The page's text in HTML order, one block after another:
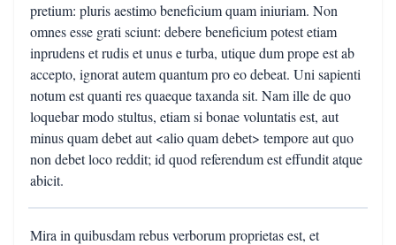
pretium: pluris aestimo beneficium quam iniuriam. Non
omnes esse grati sciunt: debere beneficium potest etiam
inprudens et rudis et unus e turba, utique dum prope est ab
accepto, ignorat autem quantum pro eo debeat. Uni sapienti
notum est quanti res quaeque taxanda sit. Nam ille de quo
loquebar modo stultus, etiam si bonae voluntatis est, aut
minus quam debet aut <alio quam debet> tempore aut quo
non debet loco reddit; id quod referendum est effundit atque
abicit.
Mira in quibusdam rebus verborum proprietas est, et